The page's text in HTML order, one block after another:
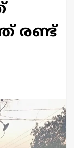
രണ്ട്